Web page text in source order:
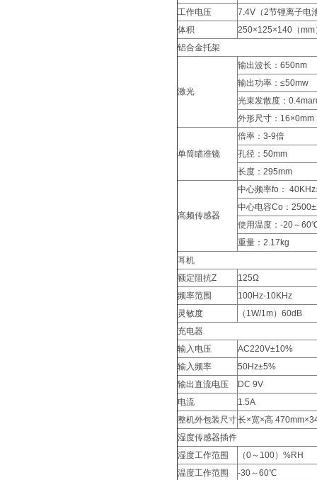
工作电压
7.4V（2节锂离子电
体积
250×125×140（mm
铝合金托架
激光
输出波长：650nm
输出功率：≤50mw
光束发散度：
外形尺寸：16×0mm
单筒瞄准镜
倍率：3-9倍
孔径：50mm
长度：295mm
高频传感器
中心频率fo：
中心电容Co：
使用温度：-20～
重量：2.17kg
耳机
额定阻抗Z
125Ω
频率范围
100Hz-10KHz
灵敏度
（1W/1m）60dB
充电器
输入电压
AC220V±10%
输入频率
50Hz±5%
输出直流电压
DC 9V
电流
1.5A
整机外包装尺寸长×宽×高
湿度传感器插件
湿度工作范围
（0～100）%RH
温度工作范围
-30～60℃